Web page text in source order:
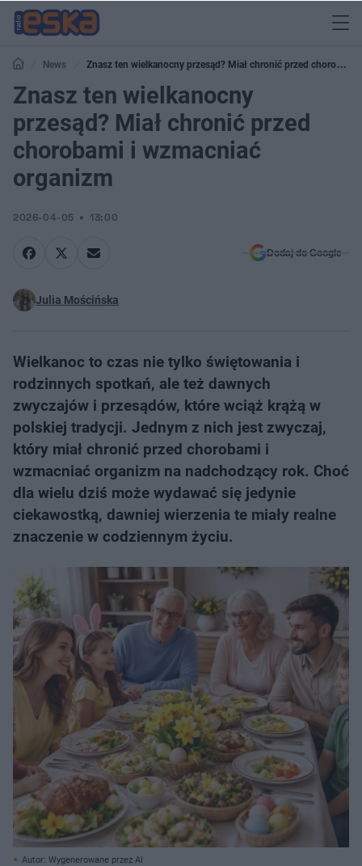
News
Znasz ten wielkanocny przesąd? Miał chronić przed chorobami
i wzmacniać organizm
Znasz ten wielkanocny
przesąd? Miał chronić przed
chorobami i wzmacniać
organizm
2026-04-05 13:00
Dodaj do Google
Julia Mościńska
Wielkanoc to czas nie tylko świętowania i
rodzinnych spotkań, ale też dawnych
zwyczajów i przesądów, które wciąż krążą w
polskiej tradycji. Jednym z nich jest zwyczaj,
który miał chronić przed chorobami i
wzmacniać organizm na nadchodzący rok. Choć
dla wielu dziś może wydawać się jedynie
ciekawostką, dawniej wierzenia te miały realne
znaczenie w codziennym życiu.
Autor: Wygenerowane przez AI